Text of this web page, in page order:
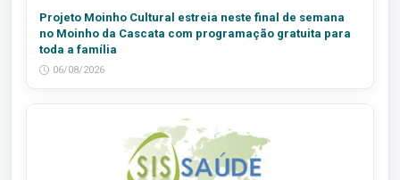
Projeto Moinho Cultural estreia neste final de semana
no Moinho da Cascata com programação gratuita para
toda a família
06/08/2026